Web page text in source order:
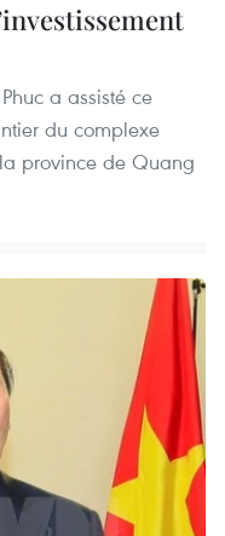
a assisté ce
du complexe
province de Quang